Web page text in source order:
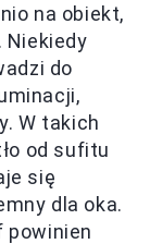
na obiekt,
Niekiedy
do
W takich
od sufitu
się
dla oka.
powinien